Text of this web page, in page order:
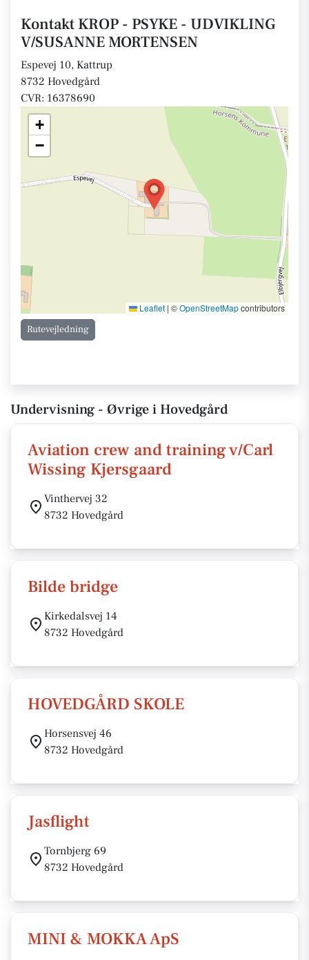
Kontakt KROP - PSYKE - UDVIKLING
V/SUSANNE MORTENSEN
Espevej 10, Kattrup
8732 Hovedgård
CVR: 16378690
+
−
Leaflet | ©OpenStreetMapcontributors
Rutevejledning
Undervisning - Øvrige i Hovedgård
Aviation crew and training v/Carl
Wissing Kjersgaard
Vinthervej 32
8732 Hovedgård
Bilde bridge
Kirkedalsvej 14
8732 Hovedgård
HOVEDGÅRD SKOLE
Horsensvej 46
8732 Hovedgård
Jasflight
Tornbjerg 69
8732 Hovedgård
MINI & MOKKA ApS